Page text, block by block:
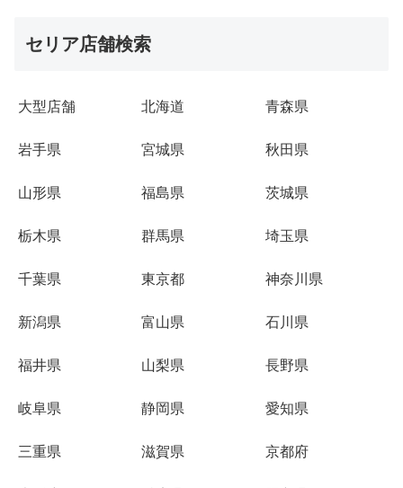
セリア店舗検索
大型店舗 北海道 青森県
岩手県 宮城県 秋田県
山形県 福島県 茨城県
栃木県 群馬県 埼玉県
千葉県 東京都 神奈川県
新潟県 富山県 石川県
福井県 山梨県 長野県
岐阜県 静岡県 愛知県
三重県 滋賀県 京都府